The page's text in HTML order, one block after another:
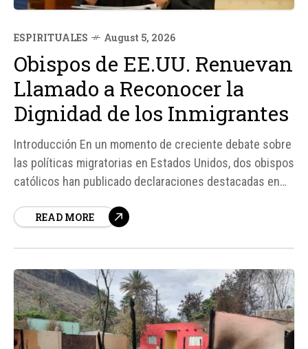
ESPIRITUALES August 5, 2026
Obispos de EE.UU. Renuevan
Llamado a Reconocer la
Dignidad de los Inmigrantes
Introducción En un momento de creciente debate sobre
las políticas migratorias en Estados Unidos, dos obispos
católicos han publicado declaraciones destacadas en
dignidad humana de los inmigrantes. El arzobispo
READ MORE